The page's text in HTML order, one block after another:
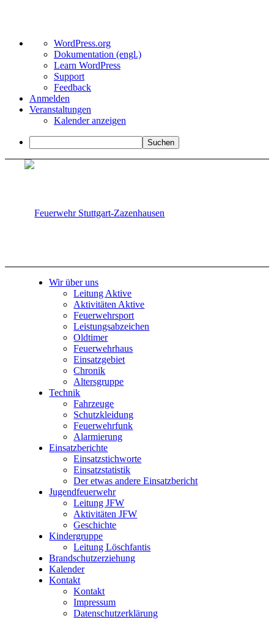
Über
WordPress
WordPress.org
Dokumentation (engl.)
Learn WordPress
Support
Feedback
Anmelden
Veranstaltungen
Kalender anzeigen
Suchen
Wir über uns
Leitung Aktive
Aktivitäten Aktive
Feuerwehrsport
Leistungsabzeichen
Oldtimer
Feuerwehrhaus
Einsatzgebiet
Chronik
Altersgruppe
Technik
Fahrzeuge
Schutzkleidung
Feuerwehrfunk
Alarmierung
Einsatzberichte
Einsatzstichworte
Einsatzstatistik
Der etwas andere Einsatzbericht
Jugendfeuerwehr
Leitung JFW
Aktivitäten JFW
Geschichte
Kindergruppe
Leitung Löschfantis
Brandschutzerziehung
Kalender
Kontakt
Kontakt
Impressum
Datenschutzerklärung